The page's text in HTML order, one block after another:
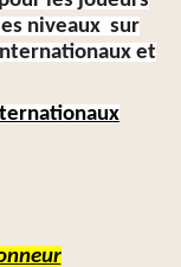
niveaux sur
et